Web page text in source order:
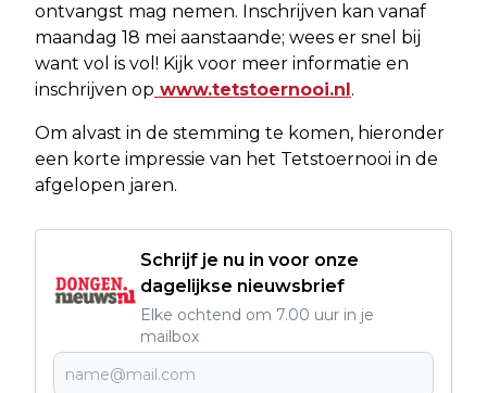
ontvangst mag nemen. Inschrijven kan vanaf
maandag 18 mei aanstaande; wees er snel bij
want vol is vol! Kijk voor meer informatie en
inschrijven op www.tetstoernooi.nl .
Om alvast in de stemming te komen, hieronder
een korte impressie van het Tetstoernooi in de
afgelopen jaren.
Schrijf je nu in voor onze
dagelijkse nieuwsbrief
Elke ochtend om 7.00 uur in je
mailbox